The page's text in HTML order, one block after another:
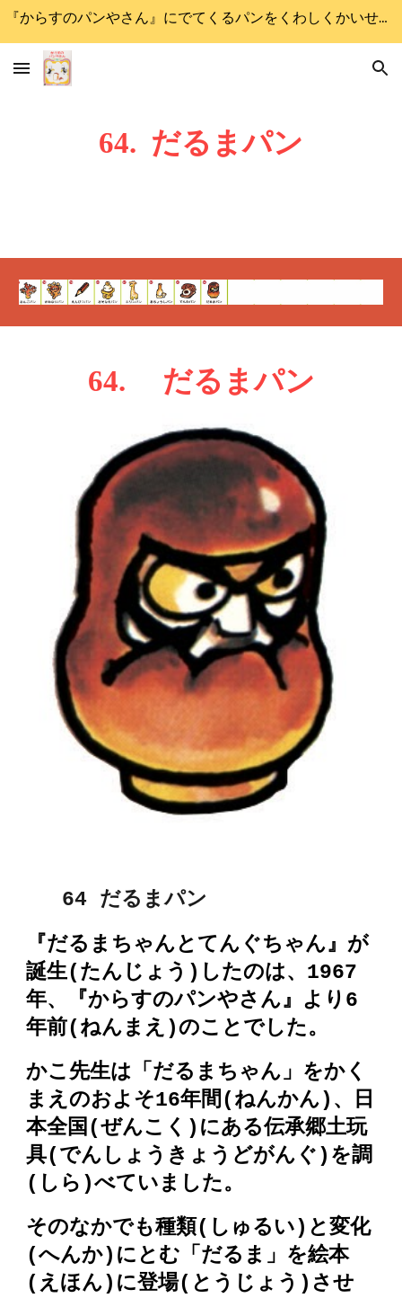
『からすのパンやさん』にでてくるパンをくわしくかいせつします
64. だるまパン
64. だるまパン
64 だるまパン
『だるまちゃんとてんぐちゃん』が
誕生(たんじょう)したのは、1967
年、『からすのパンやさん』より6
年前(ねんまえ)のことでした。
かこ先生は「だるまちゃん」をかく
まえのおよそ16年間(ねんかん)、日
本全国(ぜんこく)にある伝承郷土玩
具(でんしょうきょうどがんぐ)を調
(しら)べていました。
そのなかでも種類(しゅるい)と変化
(へんか)にとむ「だるま」を絵本
(えほん)に登場(とうじょう)させ